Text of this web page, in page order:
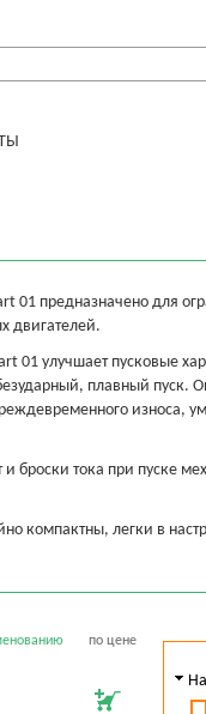
01 предназначено для
двигателей.
01 улучшает пусковые
плавный пуск.
износа,
броски тока при пуске
компактны, легки в
по цене